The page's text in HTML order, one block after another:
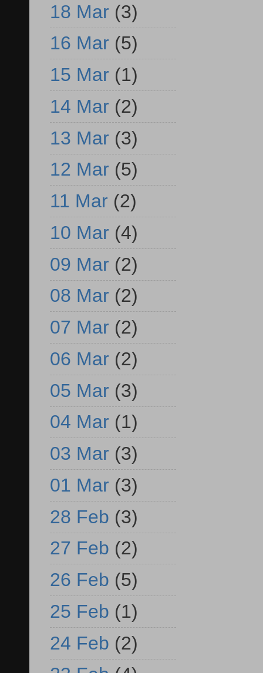
18 Mar (3)
16 Mar (5)
15 Mar (1)
14 Mar (2)
13 Mar (3)
12 Mar (5)
11 Mar (2)
10 Mar (4)
09 Mar (2)
08 Mar (2)
07 Mar (2)
06 Mar (2)
05 Mar (3)
04 Mar (1)
03 Mar (3)
01 Mar (3)
28 Feb (3)
27 Feb (2)
26 Feb (5)
25 Feb (1)
24 Feb (2)